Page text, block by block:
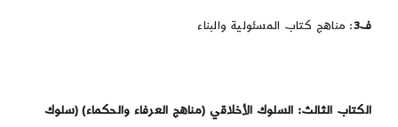
ف3 : مناهج كتاب المسئولية والبناء
الكتاب الثالث: السلوك الأخلاقي (مناهج العرفاء والحكماء) (سلوك